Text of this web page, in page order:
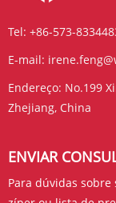
Tel: +86-573-
E-mail:
Endereço: No.199
Zhejiang, China
ENVIAR
Para dúvidas